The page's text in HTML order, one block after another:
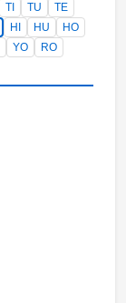
TI TU
TE
HI HU
HO
YO
RO